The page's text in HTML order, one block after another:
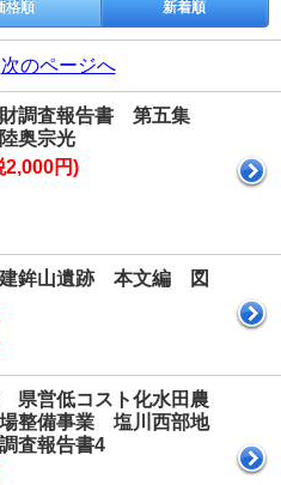
格順 新着順
次のページへ
財調査報告書 第五集
奥宗光
2,000円)
鉾山遺跡 本文編 図
県営低コスト化水田農
整備事業 塩川西部地
査報告書4